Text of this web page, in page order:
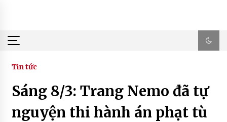
Tin tức
Sáng 8/3: Trang Nemo đã tự
nguyện thi hành án phạt tù